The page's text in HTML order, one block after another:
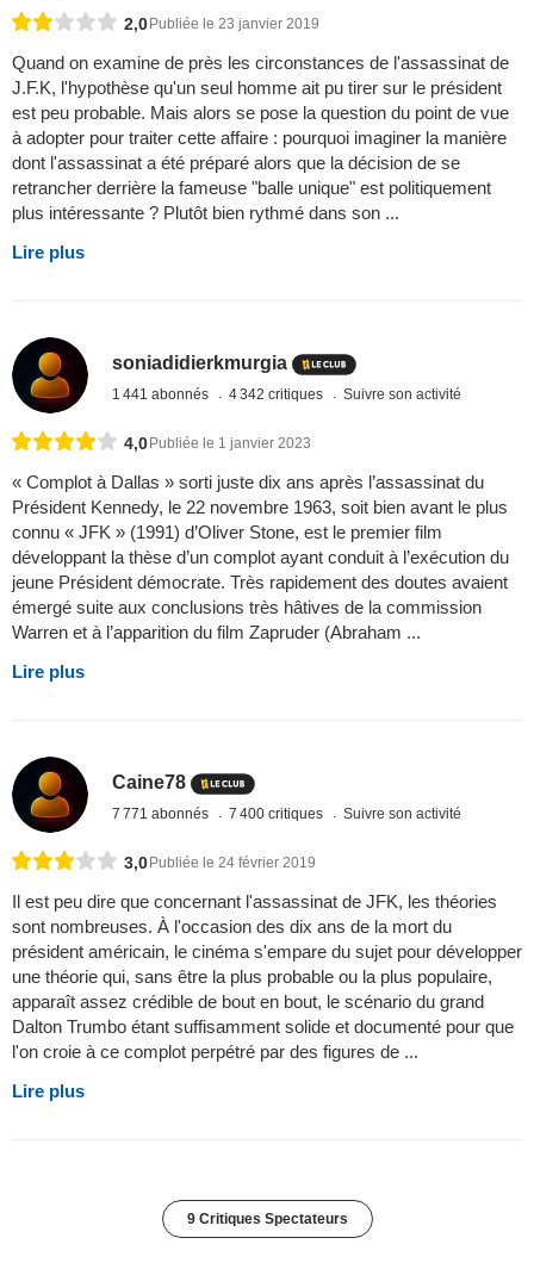
2,0Publiée le 23 janvier 2019
Quand on examine de près les circonstances de l'assassinat de
J.F.K, l'hypothèse qu'un seul homme ait pu tirer sur le président
est peu probable. Mais alors se pose la question du point de vue
à adopter pour traiter cette affaire : pourquoi imaginer la manière
dont l'assassinat a été préparé alors que la décision de se
retrancher derrière la fameuse "balle unique" est politiquement
plus intéressante ? Plutôt bien rythmé dans son ...
Lire plus
soniadidierkmurgia
1 441 abonnés 4 342 critiques Suivre son activité
4,0Publiée le 1 janvier 2023
« Complot à Dallas » sorti juste dix ans après l’assassinat du
Président Kennedy, le 22 novembre 1963, soit bien avant le plus
connu « JFK » (1991) d’Oliver Stone, est le premier film
développant la thèse d’un complot ayant conduit à l’exécution du
jeune Président démocrate. Très rapidement des doutes avaient
émergé suite aux conclusions très hâtives de la commission
Warren et à l’apparition du film Zapruder (Abraham ...
Lire plus
Caine78
7 771 abonnés 7 400 critiques Suivre son activité
3,0 Publiée le 24 février 2019
Il est peu dire que concernant l'assassinat de JFK, les théories
sont nombreuses. À l'occasion des dix ans de la mort du
président américain, le cinéma s'empare du sujet pour développer
une théorie qui, sans être la plus probable ou la plus populaire,
apparaît assez crédible de bout en bout, le scénario du grand
Dalton Trumbo étant suffisamment solide et documenté pour que
l'on croie à ce complot perpétré par des figures de ...
Lire plus
9 Critiques Spectateurs